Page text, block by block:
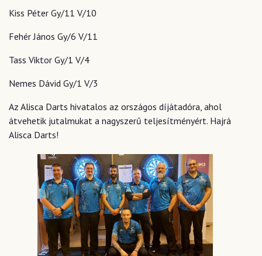
Kiss Péter Gy/11 V/10
Fehér János Gy/6 V/11
Tass Viktor Gy/1 V/4
Nemes Dávid Gy/1 V/3
Az Alisca Darts hivatalos az országos díjátadóra, ahol
átvehetik jutalmukat a nagyszerű teljesítményért. Hajrá
Alisca Darts!